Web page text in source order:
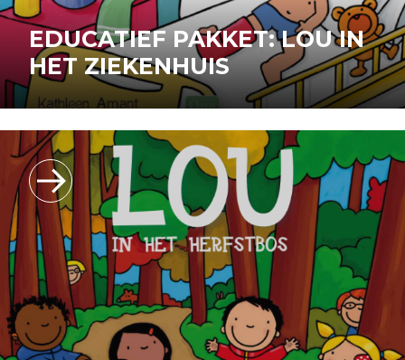
EDUCATIEF PAKKET: LOU IN
HET ZIEKENHUIS